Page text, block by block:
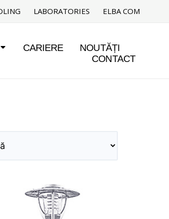
LABORATORIES ELBA COM
CARIERE
NOUTĂȚI
CONTACT